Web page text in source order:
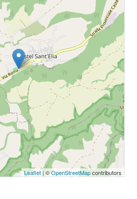
Leaflet | ©OpenStreetMapcontributors